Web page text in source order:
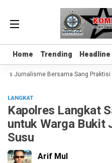
Home Trending Headline
Home Trending Headline
Jurnalisme Bersama Sang Praktisi
LANGKAT
Kapolres Langkat
untuk Warga Bukit
Susu
Arif Mul